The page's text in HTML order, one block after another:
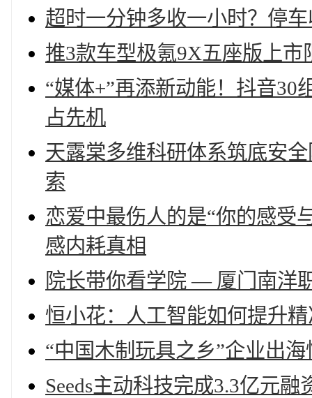
超时一分钟多收一小时？停
推3款车型极氪9X五座版上市
“媒体+”再添新动能！抖音30
占先机
天露棠多维科研体系筑底安
索
恋爱中最伤人的是“你的感
感内耗真相
院长带你看学院 — 厦门南洋
恒小花：人工智能如何提升
“中国木制玩具之乡”企业出
Seeds主动科技完成3.3亿元融